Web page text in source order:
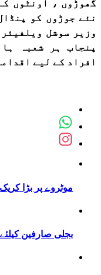
گھوڑوں ، اونٹوں
نئے جوڑوں کو
وزیر سوشل
پنجاب ہر شعبہ
افراد کے لیے
موٹروے پر بڑا کریک ڈاؤن، 5
بجلی صارفین